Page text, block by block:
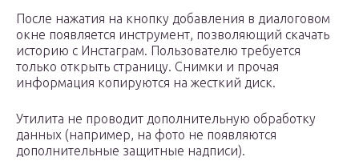
После нажатия на кнопку добавления в диалоговом
окне появляется инструмент, позволяющий скачать
историю с Инстаграм. Пользователю требуется
только открыть страницу. Снимки и прочая
информация копируются на жесткий диск.
Утилита не проводит дополнительную обработку
данных (например, на фото не появляются
дополнительные защитные надписи).